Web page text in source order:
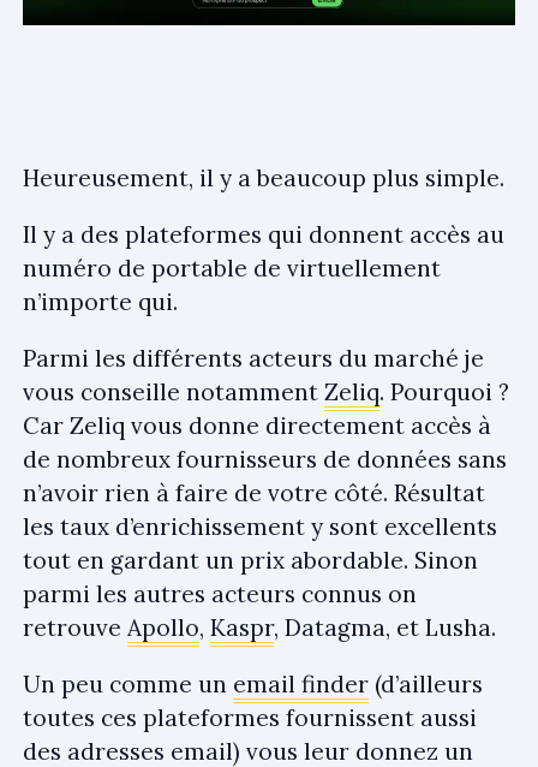
Heureusement, il y a beaucoup plus simple.
Il y a des plateformes qui donnent accès au
numéro de portable de virtuellement
n’importe qui.
Parmi les différents acteurs du marché je
vous conseille notamment Zeliq. Pourquoi ?
Car Zeliq vous donne directement accès à
de nombreux fournisseurs de données sans
n’avoir rien à faire de votre côté. Résultat
les taux d’enrichissement y sont excellents
tout en gardant un prix abordable. Sinon
parmi les autres acteurs connus on
retrouve Apollo, Kaspr, Datagma, et Lusha.
Un peu comme un email finder (d’ailleurs
toutes ces plateformes fournissent aussi
des adresses email) vous leur donnez un